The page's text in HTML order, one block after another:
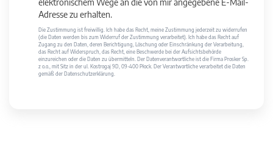
elektronischem Wege an die von mir angegebene E-Mail-
Adresse zu erhalten.
Die Zustimmung ist freiwillig. Ich habe das Recht, meine Zustimmung jederzeit zu widerrufen
(die Daten werden bis zum Widerruf der Zustimmung verarbeitet). Ich habe das Recht auf
Zugang zu den Daten, deren Berichtigung, Löschung oder Einschränkung der Verarbeitung,
das Recht auf Widerspruch, das Recht, eine Beschwerde bei der Aufsichtsbehörde
einzureichen oder die Daten zu übermitteln. Der Datenverantwortliche ist die Firma Prosker Sp.
z o.o., mit Sitz in der ul. Kostrogaj 9D, 09-400 Płock. Der Verantwortliche verarbeitet die Daten
gemäß der Datenschutzerklärung.